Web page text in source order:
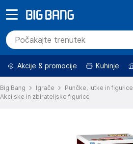
Akcije & promocije Kuhinje
Big Bang Igrače
Punčke, lutke in figurice
Akcijske in zbirateljske figurice